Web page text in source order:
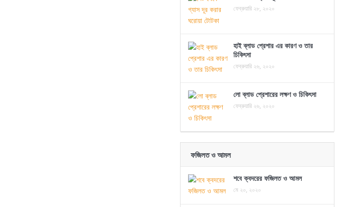
ফেব্রুয়ারি ২৮, ২০২০
হাই ব্লাড প্রেশার এর কারণ ও তার
চিকিৎসা
ফেব্রুয়ারি ২৬, ২০২০
লো ব্লাড প্রেশারের লক্ষণ ও চিকিৎসা
ফেব্রুয়ারি ২৬, ২০২০
ফজিলত ও আমল
শবে ক্বদরের ফজিলত ও আমল
মে ২০, ২০২০